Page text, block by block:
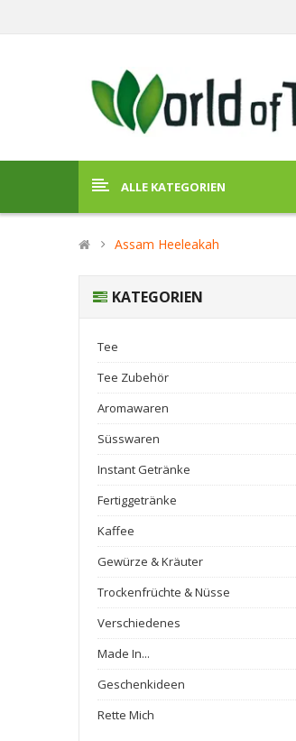
ALLE KATEGORIEN
Assam Heeleakah
KATEGORIEN
Tee
Tee Zubehör
Aromawaren
Süsswaren
Instant Getränke
Fertiggetränke
Kaffee
Gewürze & Kräuter
Trockenfrüchte & Nüsse
Verschiedenes
Made In...
Geschenkideen
Rette Mich